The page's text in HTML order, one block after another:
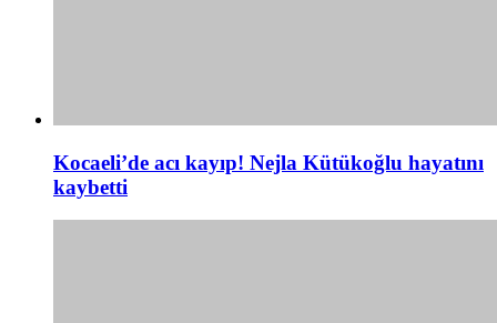
Kocaeli’de acı kayıp! Nejla Kütükoğlu hayatını
kaybetti